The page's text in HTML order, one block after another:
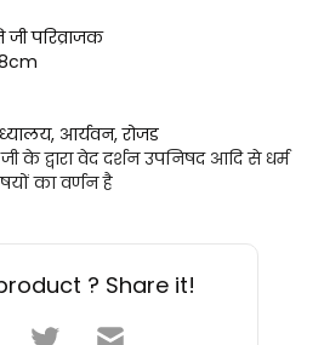
परिव्राजक
आर्यवन, रोजड
के द्वारा वेद दर्शन उपनिषद आदि से धर्म
का वर्णन है
? Share it!